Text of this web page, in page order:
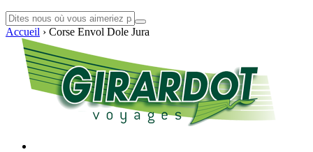
Accueil › Corse Envol Dole Jura